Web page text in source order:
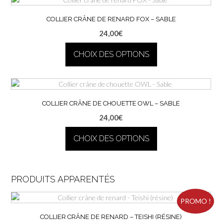
a
plusieurs
Les
options
peuvent
choisies
sur
la
du
COLLIER CRÂNE DE RENARD FOX – SABLE
24,00€
CHOIX DES OPTIONS
produit
a
plusieurs
Les
options
peuvent
sur
page
produit
COLLIER CRÂNE DE CHOUETTE OWL – SABLE
24,00€
CHOIX DES OPTIONS
a
variations.
options
PRODUITS APPARENTÉS
PROMO !
COLLIER CRÂNE DE RENARD – TEISHI (RÉSINE)